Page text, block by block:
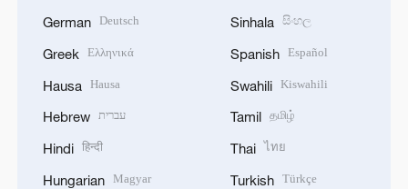
German Deutsch
Greek Ελληνικά
Hausa Hausa
Hebrew עברית
Hindi हिन्दी
Hungarian Magyar
Sinhala සිංහල
Spanish Español
Swahili Kiswahili
Tamil தமிழ்
Thai ไทย
Turkish Türkçe